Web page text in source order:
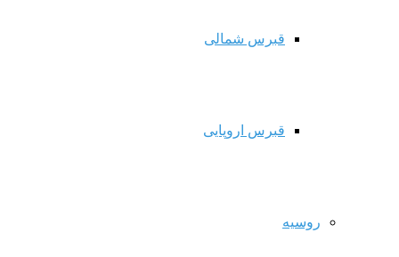
قبرس شمالی
قبرس اروپایی
روسیه